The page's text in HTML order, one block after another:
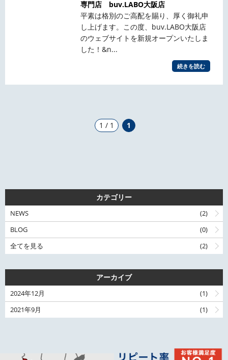
専門店 buv.LABO大阪店
平素は格別のご高配を賜り、厚く御礼申
し上げます。この度、buv.LABO大阪店
のウェブサイトを新規オープンいたしま
した！&n...
続きを読む
1 / 1 1
カテゴリー
NEWS
(2)
BLOG
(0)
全てを見る
(2)
アーカイブ
2024年12月
(1)
2021年9月
(1)